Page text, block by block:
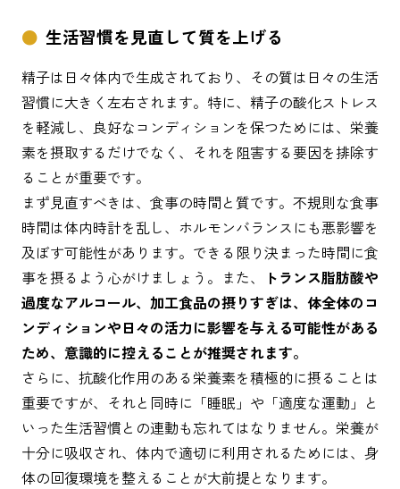
生活習慣を見直して質を上げる
精子は日々体内で生成されており、その質は日々の生活
習慣に大きく左右されます。特に、精子の酸化ストレス
を軽減し、良好なコンディションを保つためには、栄養
素を摂取するだけでなく、それを阻害する要因を排除す
ることが重要です。
まず見直すべきは、食事の時間と質です。不規則な食事
時間は体内時計を乱し、ホルモンバランスにも悪影響を
及ぼす可能性があります。できる限り決まった時間に食
事を摂るよう心がけましょう。また、
トランス脂肪酸や
過度なアルコール、加工食品の摂りすぎは、体全体のコ
ンディションや日々の活力に影響を与える可能性がある
ため、意識的に控えることが推奨されます。
さらに、抗酸化作用のある栄養素を積極的に摂ることは
重要ですが、それと同時に「睡眠」や「適度な運動」と
いった生活習慣との連動も忘れてはなりません。栄養が
十分に吸収され、体内で適切に利用されるためには、身
体の回復環境を整えることが大前提となります。